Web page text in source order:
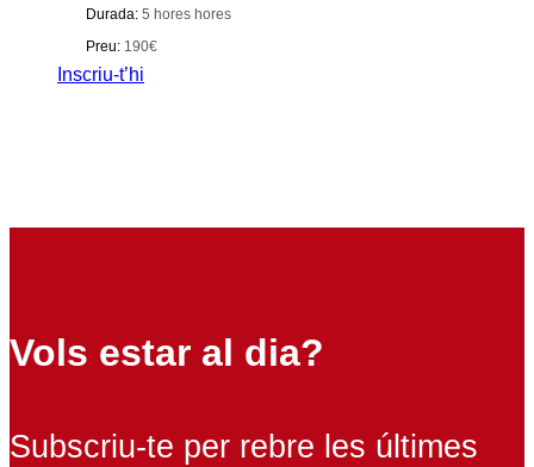
Durada: 5 hores hores
Preu: 190€
Inscriu-t’hi
Vols estar al dia?
Subscriu-te per rebre les últimes